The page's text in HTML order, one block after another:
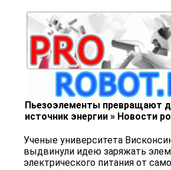
Пьезоэлементы превращают
источник энергии » Новости
Ученые университета
выдвинули идею заряжать
электрического питания от